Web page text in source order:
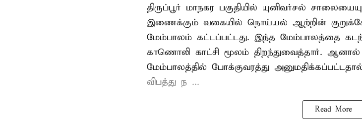
திருப்பூர் மாநகர பகுதியில் யுனிவர்சல்
இணைக்கும் வகையில் நொய்யல் ஆற்றின் குறுக்கே
மேம்பாலம் கட்டப்பட்டது. இந்த மேம்பாலத்தை
காணொலி காட்சி மூலம் திறந்துவைத்தார். ஆனால்
மேம்பாலத்தில் போக்குவரத்து
விபத்து ந ...
Read More